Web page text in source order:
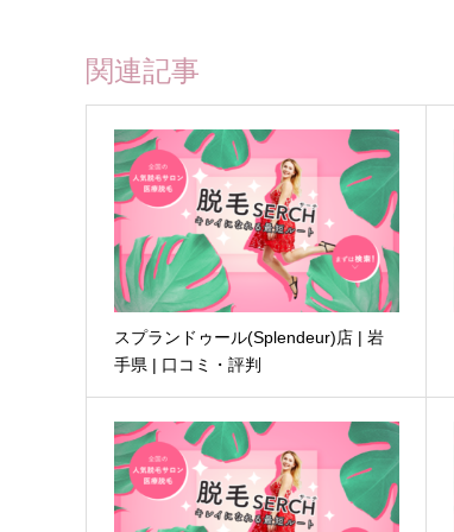
関連記事
スプランドゥール(Splendeur)店 | 岩
手県 | 口コミ・評判